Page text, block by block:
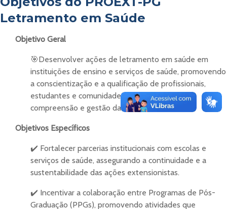
Letramento em Saúde
Objetivo Geral
🎯Desenvolver ações de letramento em saúde em
instituições de ensino e serviços de saúde, promovendo
a conscientização e a qualificação de profissionais,
estudantes e comunidades para uma melhor
compreensão e gestão da saúde.
Objetivos Específicos
✔️ Fortalecer parcerias institucionais com escolas e
serviços de saúde, assegurando a continuidade e a
sustentabilidade das ações extensionistas.
✔️ Incentivar a colaboração entre Programas de Pós-
Graduação (PPGs), promovendo atividades que